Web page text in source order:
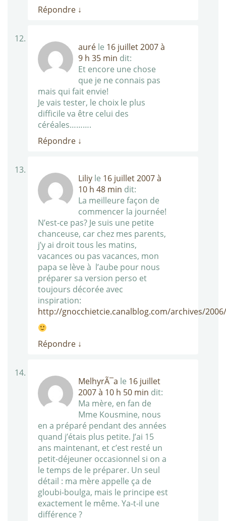
Répondre ↓
auré le 16 juillet 2007 à
9 h 35 min dit:
Et encore une chose
que je ne connais pas
mais qui fait envie!
Je vais tester, le choix le plus
difficile va être celui des
céréales……….
Répondre ↓
Liliy le 16 juillet 2007 à
10 h 48 min dit:
La meilleure façon de
commencer la journée!
N’est-ce pas? Je suis une petite
chanceuse, car chez mes parents,
j’y ai droit tous les matins,
vacances ou pas vacances, mon
papa se lève à l’aube pour nous
préparer sa version perso et
toujours décorée avec
inspiration:
http://gnocchietcie.canalblog.com/archives/
Répondre ↓
MelhyrÃ¯a le 16 juillet
2007 à 10 h 50 min dit:
Ma mère, en fan de
Mme Kousmine, nous
en a préparé pendant des années
quand j’étais plus petite. J’ai 15
ans maintenant, et c’est resté un
petit-déjeuner occasionnel si on a
le temps de le préparer. Un seul
détail : ma mère appelle ça de
gloubi-boulga, mais le principe est
exactement le même. Ya-t-il une
différence ?